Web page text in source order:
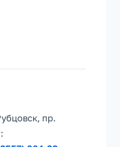
пр.